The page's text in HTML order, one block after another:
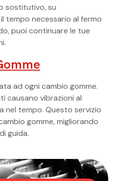
sostitutivo, su
tempo necessario al fermo
puoi continuare le tue
ad ogni cambio gomme.
causano vibrazioni al
nel tempo. Questo servizio
gomme, migliorando
guida.